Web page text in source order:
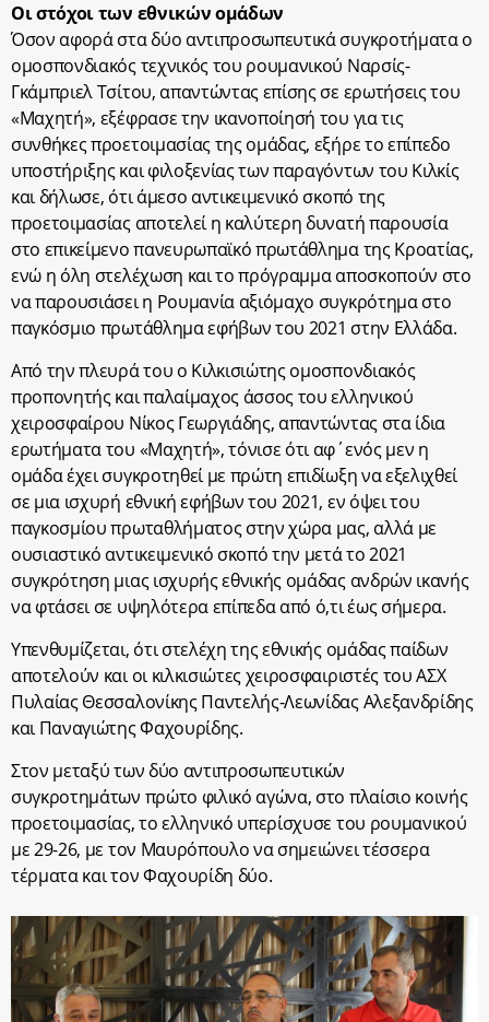
Οι στόχοι των εθνικών ομάδων
Όσον αφορά στα δύο αντιπροσωπευτικά συγκροτήματα ο
ομοσπονδιακός τεχνικός του ρουμανικού Ναρσίς-
Γκάμπριελ Τσίτου, απαντώντας επίσης σε ερωτήσεις του
«Μαχητή», εξέφρασε την ικανοποίησή του για τις
συνθήκες προετοιμασίας της ομάδας, εξήρε το επίπεδο
υποστήριξης και φιλοξενίας των παραγόντων του Κιλκίς
και δήλωσε, ότι άμεσο αντικειμενικό σκοπό της
προετοιμασίας αποτελεί η καλύτερη δυνατή παρουσία
στο επικείμενο πανευρωπαϊκό πρωτάθλημα της Κροατίας,
ενώ η όλη στελέχωση και το πρόγραμμα αποσκοπούν στο
να παρουσιάσει η Ρουμανία αξιόμαχο συγκρότημα στο
παγκόσμιο πρωτάθλημα εφήβων του 2021 στην Ελλάδα.
Από την πλευρά του ο Κιλκισιώτης ομοσπονδιακός
προπονητής και παλαίμαχος άσσος του ελληνικού
χειροσφαίρου Νίκος Γεωργιάδης, απαντώντας στα ίδια
ερωτήματα του «Μαχητή», τόνισε ότι αφ΄ενός μεν η
ομάδα έχει συγκροτηθεί με πρώτη επιδίωξη να εξελιχθεί
σε μια ισχυρή εθνική εφήβων του 2021, εν όψει του
παγκοσμίου πρωταθλήματος στην χώρα μας, αλλά με
ουσιαστικό αντικειμενικό σκοπό την μετά το 2021
συγκρότηση μιας ισχυρής εθνικής ομάδας ανδρών ικανής
να φτάσει σε υψηλότερα επίπεδα από ό,τι έως σήμερα.
Υπενθυμίζεται, ότι στελέχη της εθνικής ομάδας παίδων
αποτελούν και οι κιλκισιώτες χειροσφαιριστές του ΑΣΧ
Πυλαίας Θεσσαλονίκης Παντελής-Λεωνίδας Αλεξανδρίδης
και Παναγιώτης Φαχουρίδης.
Στον μεταξύ των δύο αντιπροσωπευτικών
συγκροτημάτων πρώτο φιλικό αγώνα, στο πλαίσιο κοινής
προετοιμασίας, το ελληνικό υπερίσχυσε του ρουμανικού
με 29-26, με τον Μαυρόπουλο να σημειώνει τέσσερα
τέρματα και τον Φαχουρίδη δύο.